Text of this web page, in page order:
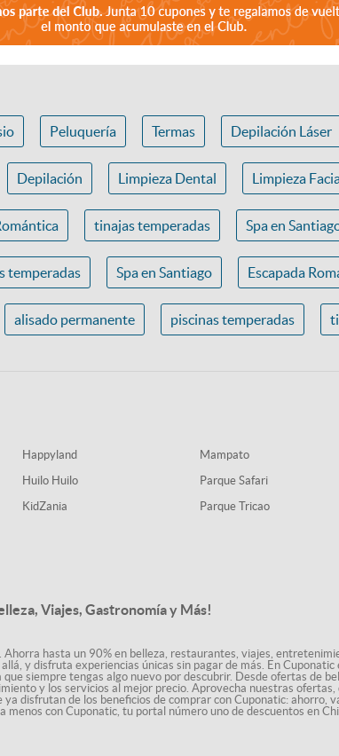
Peluquería Termas Depilación Láser
Depilación Limpieza Dental Limpieza
tinajas temperadas Spa en
temperadas Spa en Santiago Escapada
alisado permanente piscinas temperadas
Happyland
Huilo Huilo
KidZania
Mampato
Parque Safari
Parque Tricao
Viajes, Gastronomía y Más!
hasta un 90% en belleza, restaurantes, viajes,
y disfruta experiencias únicas sin pagar de más. En
siempre tengas algo nuevo por descubrir. Desde ofertas de
y los servicios al mejor precio. Aprovecha nuestras
disfrutan de los beneficios de comprar con Cuponatic: ahorro,
con Cuponatic, tu portal número uno de descuentos en